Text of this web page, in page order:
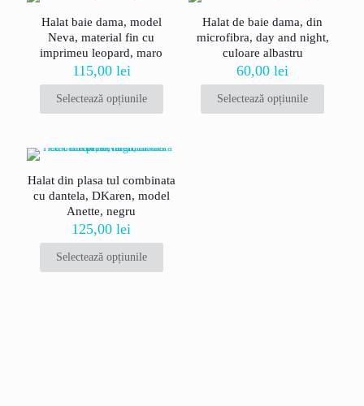
Evaluarea ta
Nume*
Halat baie dama, model
Neva, material fin cu
imprimeu leopard, maro
115,00 lei
Selectează opțiunile
Acest
mai
variații.
Opțiunile
alese
pagina
Halat de baie dama, din
microfibra, day and night,
culoare albastru
60,00lei
Selectează opțiunile
Acest
Halat din plasa tul combinata
cu dantela, DKaren, model
Anette, negru
125,00lei
Selectează opțiunile
Acest